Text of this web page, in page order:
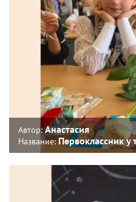
Автор:Анастасия
Название:Первоклассник у